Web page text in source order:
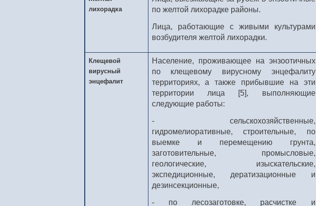
лихорадка
по желтой лихорадке районы.
Лица, работающие с живыми культурами
возбудителя желтой лихорадки.
Клещевой
вирусный
энцефалит
Население, проживающее на энзоотичных
по клещевому вирусному энцефалиту
территориях, а также прибывшие на эти
территории лица [5], выполняющие
следующие работы:
- сельскохозяйственные,
гидромелиоративные, строительные, по
выемке и перемещению грунта,
заготовительные, промысловые,
геологические, изыскательские,
экспедиционные, дератизационные и
дезинсекционные,
- по лесозаготовке, расчистке и